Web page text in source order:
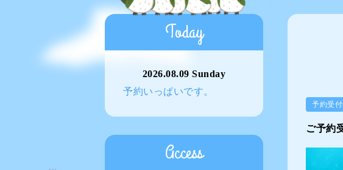
予約受付
ご予約
Today
2026.08.09 Sunday
予約いっぱいです。
Access